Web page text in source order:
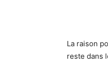
La raison
reste dans